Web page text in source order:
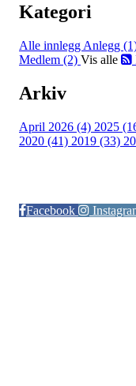
Kategori
Alle innlegg Anlegg
Medlem (2) Vis alle
Arkiv
April 2026 (4) 2025
2020 (41) 2019 (33)
Facebook